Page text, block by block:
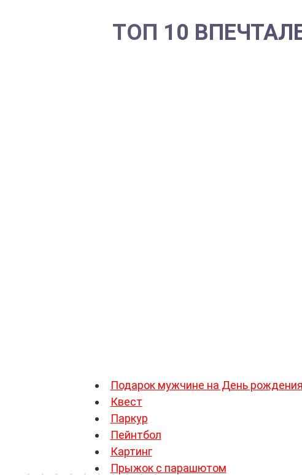
ТОП 10
, фотосессия. Редкая
рамках делового протокола:
свободное время. Это лучше,
неприемлемым. Наконец, если вы
Подарок мужчине на День рождения
Квест
Паркур
Пейнтбол
Картинг
Прыжок с парашютом